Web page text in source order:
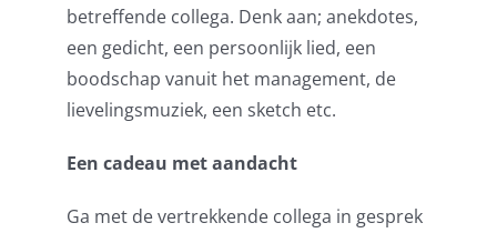
betreffende collega. Denk aan; anekdotes,
een gedicht, een persoonlijk lied, een
boodschap vanuit het management, de
lievelingsmuziek, een sketch etc.
Een cadeau met aandacht
Ga met de vertrekkende collega in gesprek